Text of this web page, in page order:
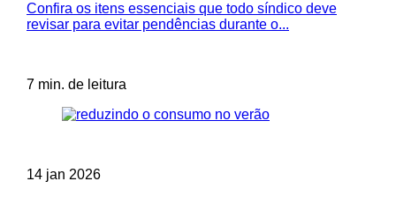
Confira os itens essenciais que todo síndico deve
revisar para evitar pendências durante o...
7 min. de leitura
14 jan 2026